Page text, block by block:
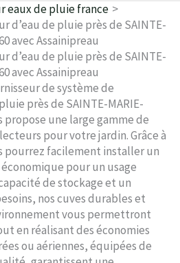
eaux de pluie france
d’eau de pluie près de SAINTE-
avec Assainipreau
d’eau de pluie près de SAINTE-
avec Assainipreau
de système de
près de SAINTE-MARIE-
propose une large gamme de
pour votre jardin. Grâce à
facilement installer un
pour un usage
de stockage et un
nos cuves durables et
vous permettront
en réalisant des économies
ou aériennes, équipées de